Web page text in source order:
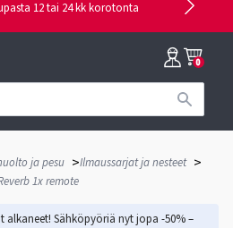
12 tai 24 kk korotonta
0
ja pesu >Ilmaussarjat ja nesteet >
1x remote
alkaneet! Sähköpyöriä nyt jopa -50% –